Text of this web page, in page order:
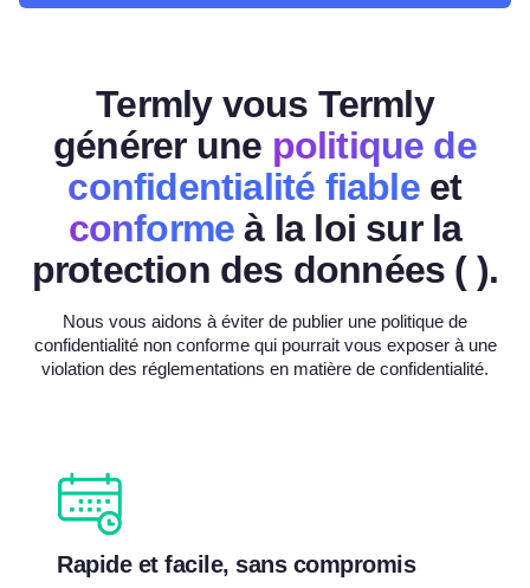
Termly vous Termly
générer une politique de
confidentialité fiableet
conforme à la loi sur la
protection des données ().
Nous vous aidons à éviter de publier une politique de
confidentialité non conforme qui pourrait vous exposer à une
violation des réglementations en matière de confidentialité.
Rapide et facile, sans compromis